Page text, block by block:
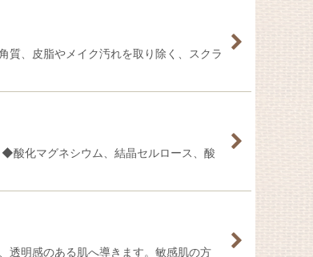
質、皮脂やメイク汚れを取り除く、スクラ
酸化マグネシウム、結晶セルロース、酸
透明感のある肌へ導きます。敏感肌の方